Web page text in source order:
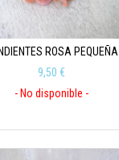
ROSA PEQUEÑA
9,50 €
- No disponible -